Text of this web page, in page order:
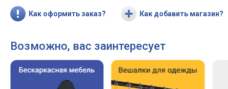
Как оформить заказ? Как добавить магазин?
Возможно, вас заинтересует